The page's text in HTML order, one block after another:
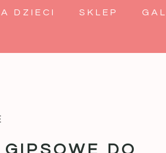
DZIECI SKLEP